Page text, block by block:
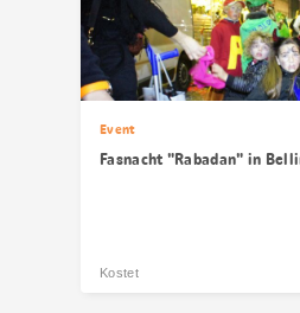
Event
Fasnacht "Rabadan" in
Kostet